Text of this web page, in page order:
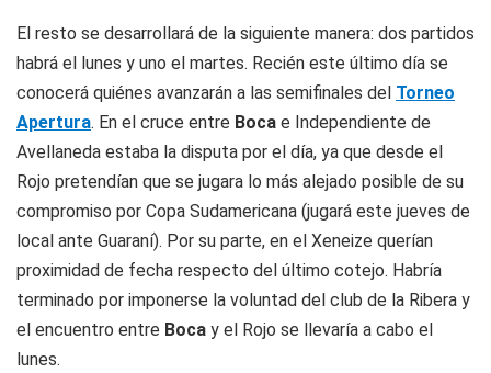
El resto se desarrollará de la siguiente manera: dos partidos
habrá el lunes y uno el martes. Recién este último día se
conocerá quiénes avanzarán a las semifinales del Torneo
Apertura. En el cruce entre Boca e Independiente de
Avellaneda estaba la disputa por el día, ya que desde el
Rojo pretendían que se jugara lo más alejado posible de su
compromiso por Copa Sudamericana (jugará este jueves de
local ante Guaraní). Por su parte, en el Xeneize querían
proximidad de fecha respecto del último cotejo. Habría
terminado por imponerse la voluntad del club de la Ribera y
el encuentro entre Boca y el Rojo se llevaría a cabo el
lunes.